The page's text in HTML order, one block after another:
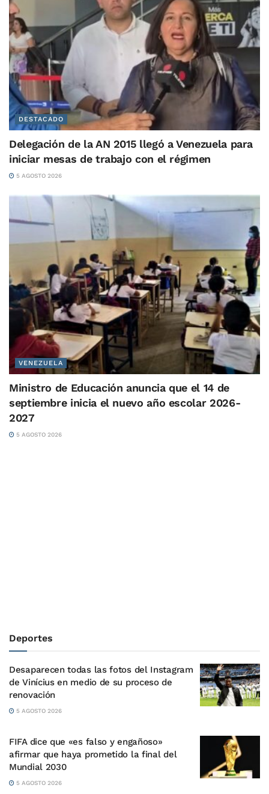
DESTACADO
Delegación de la AN 2015 llegó a Venezuela para
iniciar mesas de trabajo con el régimen
5 AGOSTO 2026
VENEZUELA
Ministro de Educación anuncia que el 14 de
septiembre inicia el nuevo año escolar 2026-
2027
5 AGOSTO 2026
Deportes
Desaparecen todas las fotos del Instagram
de Vinícius en medio de su proceso de
renovación
5 AGOSTO 2026
FIFA dice que «es falso y engañoso»
afirmar que haya prometido la final del
Mundial 2030
5 AGOSTO 2026